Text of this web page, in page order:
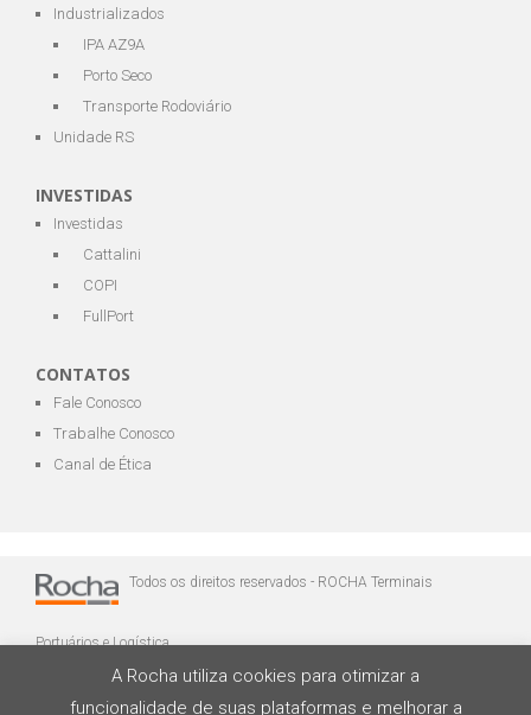
Industrializados
IPA AZ9A
Porto Seco
Transporte Rodoviário
Unidade RS
INVESTIDAS
Investidas
Cattalini
COPI
FullPort
CONTATOS
Fale Conosco
Trabalhe Conosco
Canal de Ética
Todos os direitos reservados - ROCHA Terminais
Portuários e Logística
A Rocha utiliza cookies para otimizar a
funcionalidade de suas plataformas e melhorar a